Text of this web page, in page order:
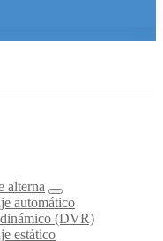
alterna
automático
(DVR)
estático